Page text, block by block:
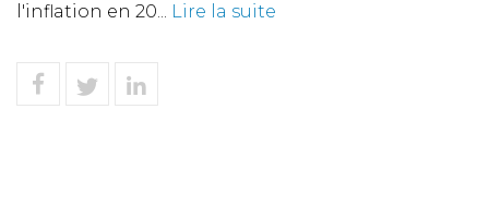
l'inflation en 20... Lire la suite